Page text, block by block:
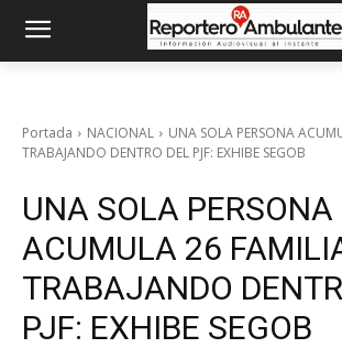
Portada NACIONAL
UNA SOLA PERSONA
TRABAJANDO DENTRO DEL PJF: EXHIBE SEGOB
UNA SOLA PERSONA
ACUMULA 26
TRABAJANDO
PJF: EXHIBE SEGOB